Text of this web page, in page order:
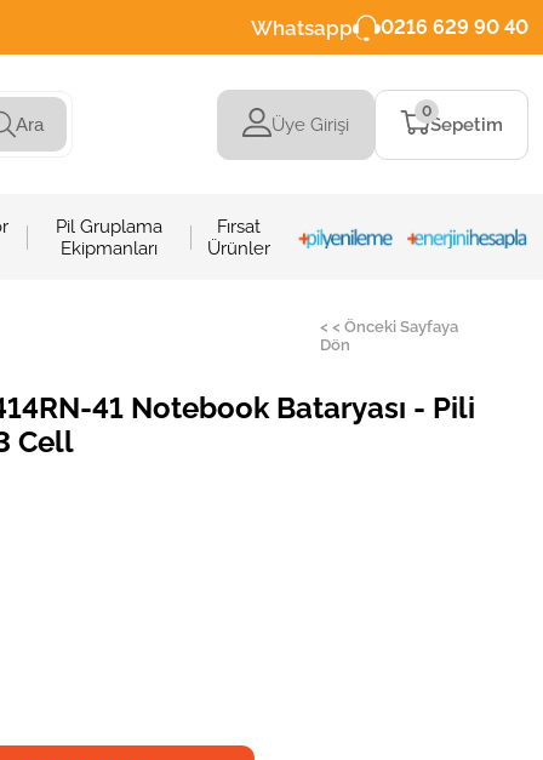
Whatsapp 0216 629 90 40
Ara Üye Girişi Sepetim
0
Pil Gruplama
Ekipmanları
Fırsat
Ürünler
< < Önceki Sayfaya
Dön
41 Notebook Bataryası - Pili
Cell